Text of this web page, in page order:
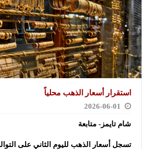
استقرار أسعار الذهب محلياً
2026-06-01
شام تايمز- متابعة
تسجل أسعار الذهب لليوم الثاني على